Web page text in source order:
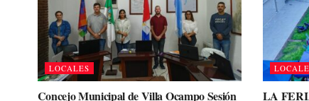
LOCALES
Concejo Municipal de Villa Ocampo Sesión
LA